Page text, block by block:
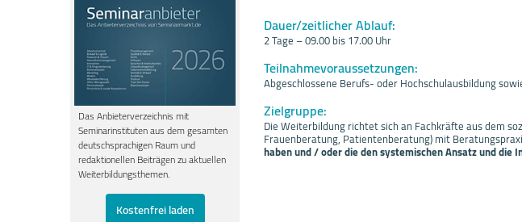
Das Anbieterverzeichnis mit
Seminarinstituten aus dem gesamten
deutschsprachigen Raum und
redaktionellen Beiträgen zu aktuellen
Weiterbildungsthemen.
Kostenfrei laden
Dauer/zeitlicher Ablauf:
2 Tage – 09.00 bis 17.00 Uhr
Teilnahmevoraussetzungen:
Abgeschlossene Berufs- oder Hochschulausbildung
Zielgruppe:
Die Weiterbildung richtet sich an Fachkräfte aus dem
Frauenberatung, Patientenberatung) mit
haben und / oder die den systemischen Ansatz und